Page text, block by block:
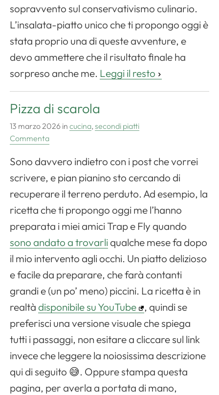
sopravvento sul conservativismo culinario.
L’insalata-piatto unico che ti propongo oggi è
stata proprio una di queste avventure, e
devo ammettere che il risultato finale ha
sorpreso anche me. Leggi il resto
Pizza di scarola
13 marzo 2026 in cucina, secondi piatti
Commenta
Sono davvero indietro con i post che vorrei
scrivere, e pian pianino sto cercando di
recuperare il terreno perduto. Ad esempio, la
ricetta che ti propongo oggi me l’hanno
preparata i miei amici Trap e Fly quando
sono andato a trovarli qualche mese fa dopo
il mio intervento agli occhi. Un piatto delizioso
e facile da preparare, che farà contanti
grandi e (un po’ meno) piccini. La ricetta è in
realtà disponibile su YouTube
, quindi se
preferisci una versione visuale che spiega
tutti i passaggi, non esitare a cliccare sul link
invece che leggere la noiosissima descrizione
qui di seguito 😅. Oppure stampa questa
pagina, per averla a portata di mano,